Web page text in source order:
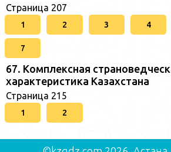
Страница 207
1 2 3 4
7
67. Комплексная
характеристика Казахстана
Страница 215
1 2